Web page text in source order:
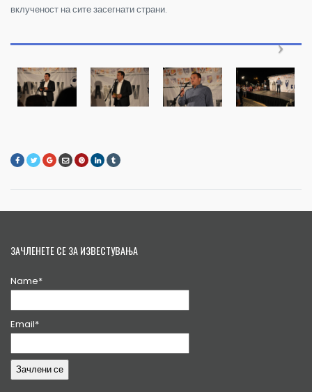
вклученост на сите засегнати страни.
ЗАЧЛЕНЕТЕ СЕ ЗА ИЗВЕСТУВАЊА
Name*
Email*